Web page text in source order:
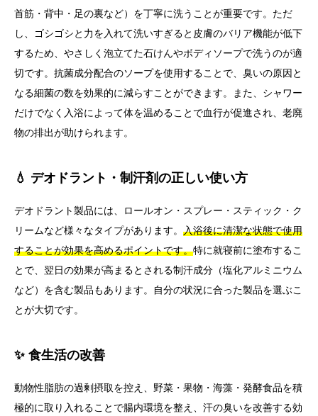
首筋・背中・足の裏など）を丁寧に洗うことが重要です。ただ
し、ゴシゴシと力を入れて洗いすぎると皮膚のバリア機能が低下
するため、やさしく泡立てた石けんやボディソープで洗うのが適
切です。抗菌成分配合のソープを使用することで、臭いの原因と
なる細菌の数を効果的に減らすことができます。また、シャワー
だけでなく入浴によって体を温めることで血行が促進され、老廃
物の排出が助けられます。
💧 デオドラント・制汗剤の正しい使い方
デオドラント製品には、ロールオン・スプレー・スティック・ク
リームなど様々なタイプがあります。 入浴後に清潔な状態で使用
することが効果を高めるポイントです。特に就寝前に塗布するこ
とで、翌日の効果が高まるとされる制汗成分（塩化アルミニウム
など）を含む製品もあります。自分の状況に合った製品を選ぶこ
とが大切です。
✨ 食生活の改善
動物性脂肪の過剰摂取を控え、野菜・果物・海藻・発酵食品を積
極的に取り入れることで腸内環境を整え、汗の臭いを改善する効